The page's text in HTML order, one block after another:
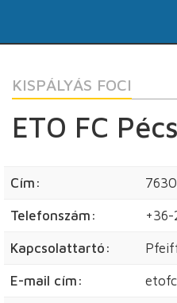
KISPÁLYÁS FOCI
ETO FC Pécs
Cím:
Telefonszám:
Kapcsolattartó:
E-mail cím: